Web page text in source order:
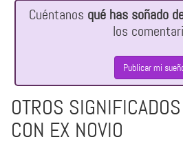
Cuéntanos qué has soñado
los
Publicar mi
OTROS
CON EX NOVIO